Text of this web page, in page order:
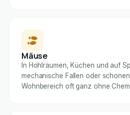
Mäuse
In Hohlräumen, Küchen und auf
mechanische Fallen oder
Wohnbereich oft ganz ohne